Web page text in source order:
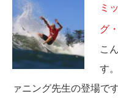
ミ
グ
こ
す
ァニング先生の登場で